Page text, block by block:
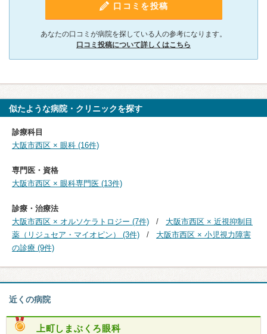
口コミを投稿
あなたの口コミが病院を探している人の参考になります。
口コミ投稿について詳しくはこちら
似たような病院・クリニックを探す
診療科目
大阪市西区 × 眼科 (16件)
専門医・資格
大阪市西区 × 眼科専門医 (13件)
診療・治療法
大阪市西区 × オルソケラトロジー (7件)
大阪市西区 × 近視抑制目
薬（リジュセア・マイオピン） (3件)
大阪市西区 × 小児視力障害
の診療 (9件)
近くの病院
上町しまぶくろ眼科